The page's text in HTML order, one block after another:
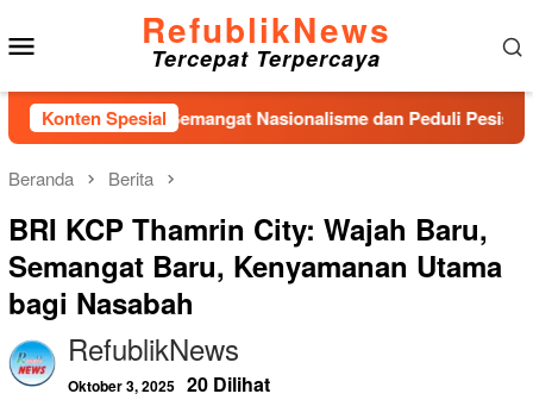
ke
konten
RefublikNews
Tercepat Terpercaya
Konten Spesial
Kobarkan Semangat Nasionalisme dan Peduli Pesisir di
Beranda Berita
BRI KCP Thamrin City: Wajah Baru,
Semangat Baru, Kenyamanan Utama
bagi Nasabah
RefublikNews
Oktober 3, 2025 20 Dilihat